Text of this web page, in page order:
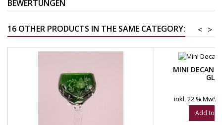
BEWERTUNGEN
16 OTHER PRODUCTS IN THE SAME CATEGORY: >
<
MINI
inkl. 22 % MwSt.
Add to